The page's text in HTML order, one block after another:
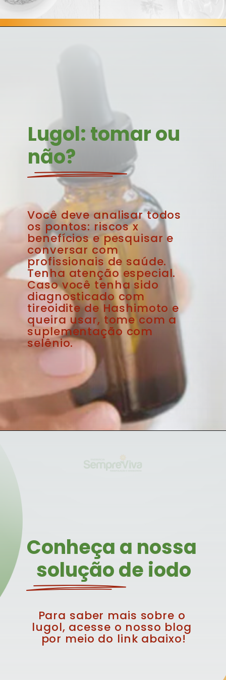
Lugol: tomar ou
não?
Você deve analisar todos
os pontos: riscos x
benefícios e pesquisar e
conversar com
profissionais de saúde.
Tenha atenção especial.
Caso você tenha sido
diagnosticado com
tireoidite de Hashimoto e
queira usar, tome com a
suplementação com
selênio.
Conheça a nossa
solução de iodo
Para saber mais sobre o
lugol, acesse o nosso blog
por meio do link abaixo!